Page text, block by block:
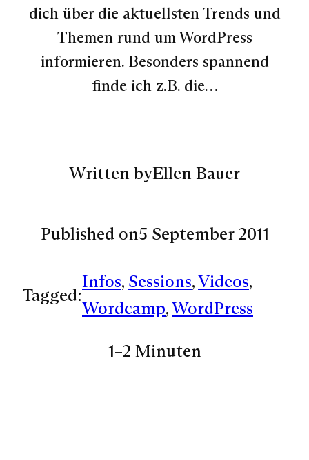
dich über die aktuellsten Trends und
Themen rund um WordPress
informieren. Besonders spannend
finde ich z.B. die…
Written byEllen Bauer
Published on5 September 2011
Tagged:
Infos, Sessions, Videos
Wordcamp, WordPress
1–2 Minuten